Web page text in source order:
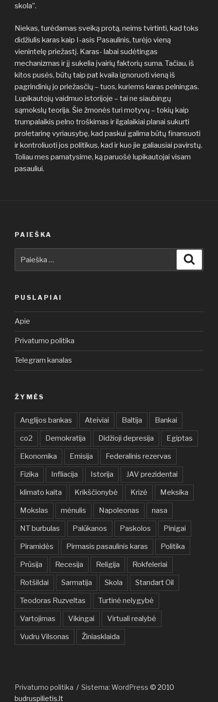
skola”.
Niekas, turėdamas sveiką protą, neims tvirtinti, kad toks
didžiulis karas kaip I-asis Pasaulinis, turėjo vieną
vienintelę priežastį. Karas- labai sudėtingas
mechanizmas ir jį sukelia įvairių faktorių suma. Tačiau, iš
kitos pusės, būtų taip pat kvaila ignoruoti vieną iš
pagrindinių jo priežasčių – tuos, kuriems karas pelningas.
Lupikautojų vaidmuo istorijoje – tai ne siaubingų
sąmokslų teorija. Šie žmonės turi motyvų – tokių kaip
trumpalaikis pelno troškimas ir ilgalaikiai planai sukurti
proletarinę vyriausybę, kad paskui galima būtų finansuoti
ir kontroliuoti jos politikus, kad ir kuo jie galiausiai pavirstų.
Toliau mes pamatysime, ką paruošė lupikautojai visam
pasauliui.
PAIEŠKA
PUSLAPIAI
Apie
Privatumo politika
Telegram kanalas
ŽYMĖS
Anglijos bankas Ateiviai Baltija Bankai
co2 Demokratija Didžioji depresija Egiptas
Ekonomika Emisija Federalinis rezervas
Fizika Infliacija Istorija JAV prezidentai
klimato kaita Krikščionybė Krizė Meksika
Mokslas mėnulis Napoleonas nasa
NT burbulas Palūkanos Paskolos Pinigai
Piramidės Pirmasis pasaulinis karas Politika
Prūsija Recesija Religija Rokfeleriai
Rotšildai Sarmatija Skola Standart Oil
Teodoras Ruzveltas Turtinė nelygybė
Vartojimas Vikingai Virtuali realybė
Vudru Vilsonas Žiniasklaida
Privatumo politika Sistema: WordPress